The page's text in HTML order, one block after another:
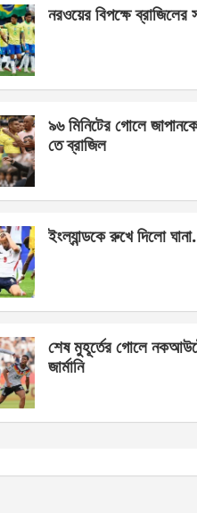
n
g
er
s
p
e
নরওয়ের বিপক্ষে
৯৬ মিনিটের গোলে
তে ব্রাজিল
ইংল্যান্ডকে রুখে দিলো
শেষ মুহূর্তের গোলে
জার্মানি